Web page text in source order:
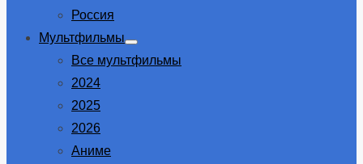
Россия
Мультфильмы
Show
sub
Все мультфильмы
2024
2025
2026
Аниме